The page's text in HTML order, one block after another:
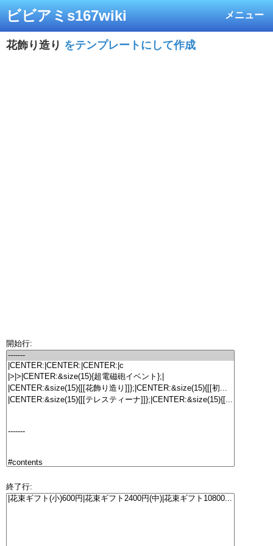
メニュー
ビビアミs167wiki
花飾り造り をテンプレートにして作成
開始行:
終了行: